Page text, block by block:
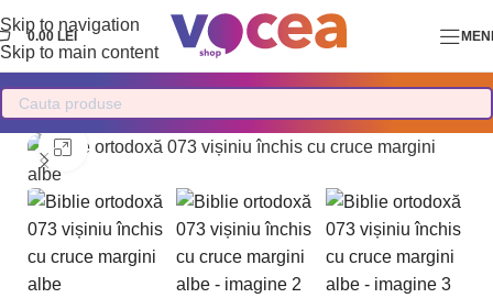
Skip to navigation
Skip to main content
0.00 LEI
Mărește imaginea